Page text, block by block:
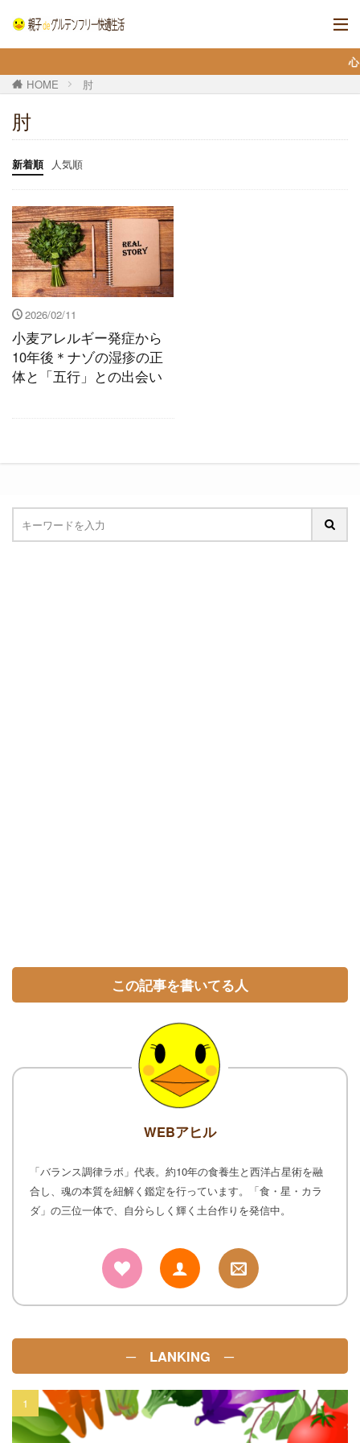
心とカ
HOME
肘
肘
新着順 人気順
2026/02/11
小麦アレルギー発症から
10年後＊ナゾの湿疹の正
体と「五行」との出会い
この記事を書いてる人
WEBアヒル
「バランス調律ラボ」代表。約10年の食養生と西洋占星術を融
合し、魂の本質を紐解く鑑定を行っています。「食・星・カラ
ダ」の三位一体で、自分らしく輝く土台作りを発信中。
─ LANKING ─